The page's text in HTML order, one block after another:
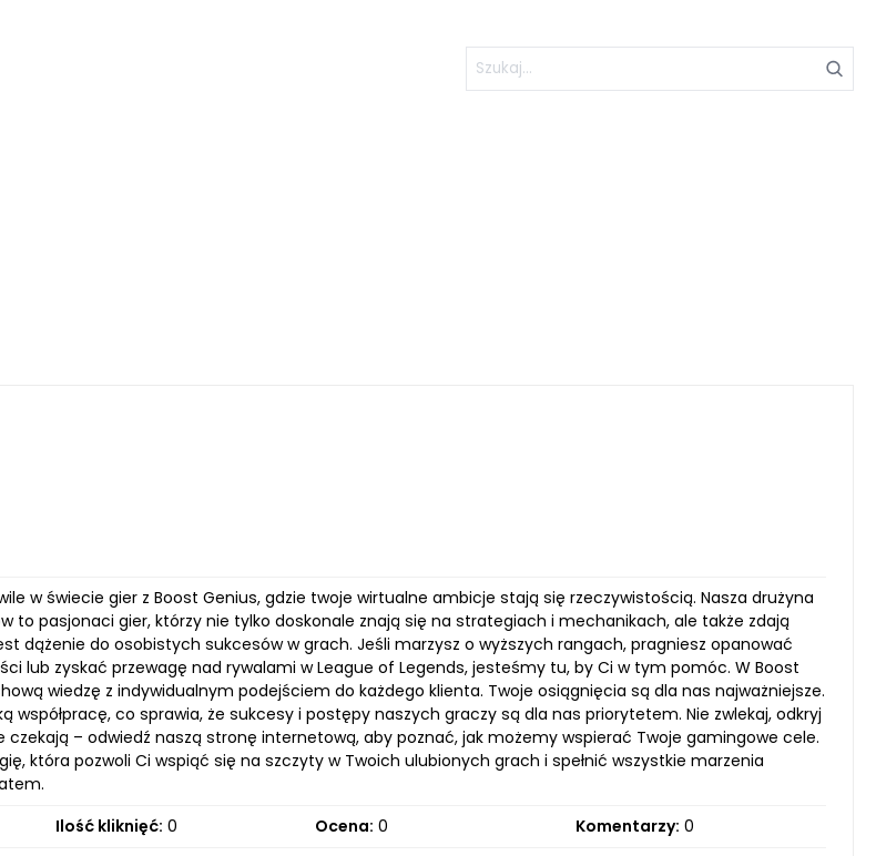
w świecie gier z Boost Genius, gdzie twoje wirtualne ambicje stają się rzeczywistością. Nasza drużyna
to pasjonaci gier, którzy nie tylko doskonale znają się na strategiach i mechanikach, ale także zdają
dążenie do osobistych sukcesów w grach. Jeśli marzysz o wyższych rangach, pragniesz opanować
lub zyskać przewagę nad rywalami w League of Legends, jesteśmy tu, by Ci w tym pomóc. W Boost
wiedzę z indywidualnym podejściem do każdego klienta. Twoje osiągnięcia są dla nas najważniejsze.
współpracę, co sprawia, że sukcesy i postępy naszych graczy są dla nas priorytetem. Nie zwlekaj, odkryj
czekają – odwiedź naszą stronę internetową, aby poznać, jak możemy wspierać Twoje gamingowe cele.
która pozwoli Ci wspiąć się na szczyty w Twoich ulubionych grach i spełnić wszystkie marzenia
Ilość kliknięć: 0 Ocena: 0 Komentarzy: 0